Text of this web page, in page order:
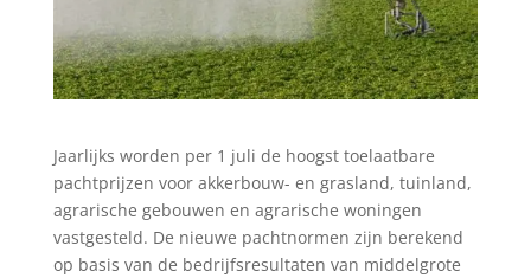
Jaarlijks worden per 1 juli de hoogst toelaatbare
pachtprijzen voor akkerbouw- en grasland, tuinland,
agrarische gebouwen en agrarische woningen
vastgesteld. De nieuwe pachtnormen zijn berekend
op basis van de bedrijfsresultaten van middelgrote